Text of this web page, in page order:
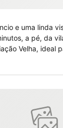
e uma linda
a pé, da
Velha, ideal